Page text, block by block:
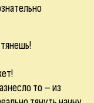
то – из